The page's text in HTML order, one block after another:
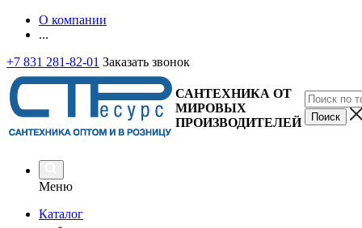
О компании
...
+7 831 281-82-01 Заказать звонок
САНТЕХНИКА ОТ
МИРОВЫХ
ПРОИЗВОДИТЕЛЕЙ
Меню
Каталог